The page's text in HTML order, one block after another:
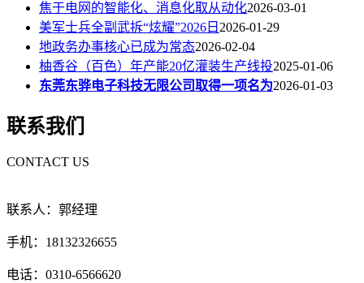
焦于电网的智能化、消息化取从动化2026-03-01
美军士兵全副武拆“炫耀”2026日 2026-01-29
地政务办事核心已成为常态2026-02-04
柚香谷（百色）年产能20亿灌装生产线投2025-01-06
东莞东骅电子科技无限公司取得一项名为2026-01-03
联系我们
CONTACT US
联系人：郭经理
手机：18132326655
电话：0310-6566620